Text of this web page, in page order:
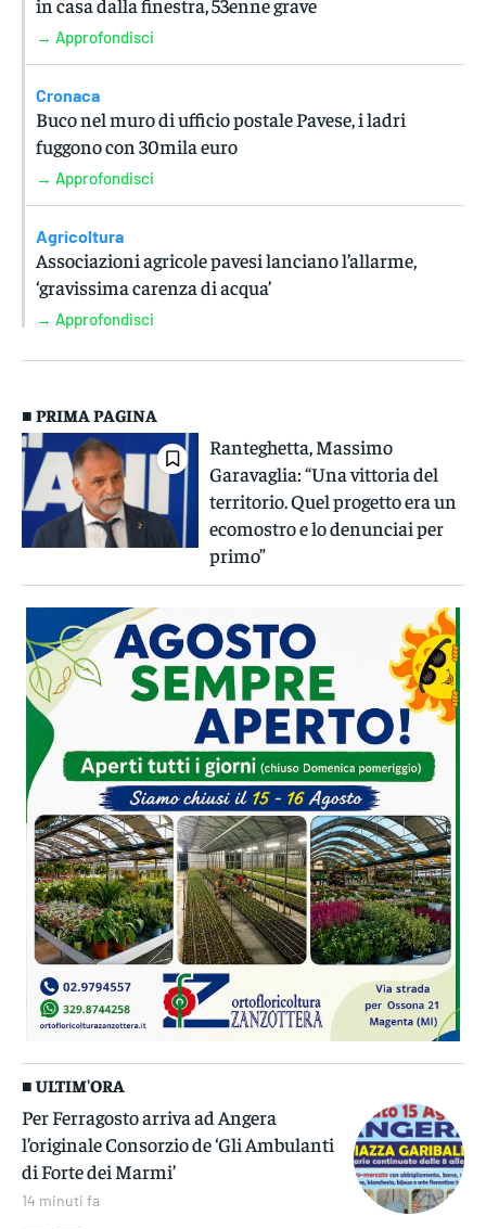
→ Approfondisci
Cronaca
Buco nel muro di ufficio postale Pavese, i ladri
fuggono con 30mila euro
→ Approfondisci
Agricoltura
Associazioni agricole pavesi lanciano l’allarme,
‘gravissima carenza di acqua’
→ Approfondisci
■ PRIMA PAGINA
Ranteghetta, Massimo
Garavaglia: “Una vittoria del
territorio. Quel progetto era un
ecomostro e lo denunciai per
primo”
■ ULTIM'ORA
Per Ferragosto arriva ad Angera
l’originale Consorzio de ‘Gli Ambulanti
di Forte dei Marmi’
14 minuti fa